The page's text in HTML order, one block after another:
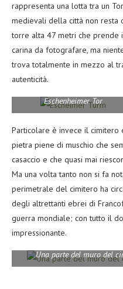
rappresenta una lotta tra un
medievali della città non resta
torre alta 47 metri che prende
carina da fotografare, ma
trova totalmente in mezzo al
autenticità.
Eschenheimer Tor
Particolare è invece il cimitero
pietra piene di muschio che
casaccio e che quasi mai
Ma una volta tanto non si fa
perimetrale del cimitero ha
degli altrettanti ebrei di
guerra mondiale; con tutto il
impressionante.
Una parte del muro del